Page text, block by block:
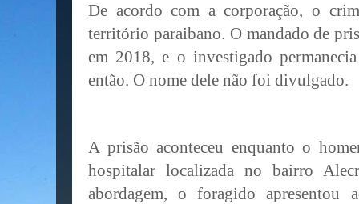
De acordo com a corporação, o
território paraibano. O mandado de
em 2018, e o investigado
então. O nome dele não foi divulgado.
A prisão aconteceu enquanto o
hospitalar localizada no bairro
abordagem, o foragido apresentou